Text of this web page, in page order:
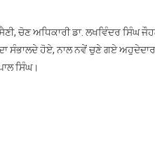
ਚੋਣ ਅਧਿਕਾਰੀ ਡਾ. ਲਖਵਿੰਦਰ ਸਿੰਘ
ਸੰਭਾਲਦੇ ਹੋਏ, ਨਾਲ ਨਵੇਂ ਚੁਣੇ ਗਏ
ਸਿੰਘ।